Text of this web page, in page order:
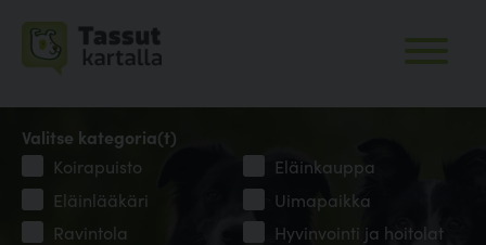
Valitse kategoria(t)
Koirapuisto
Eläinkauppa
Eläinlääkäri
Uimapaikka
Ravintola
Hyvinvointi ja hoitolat